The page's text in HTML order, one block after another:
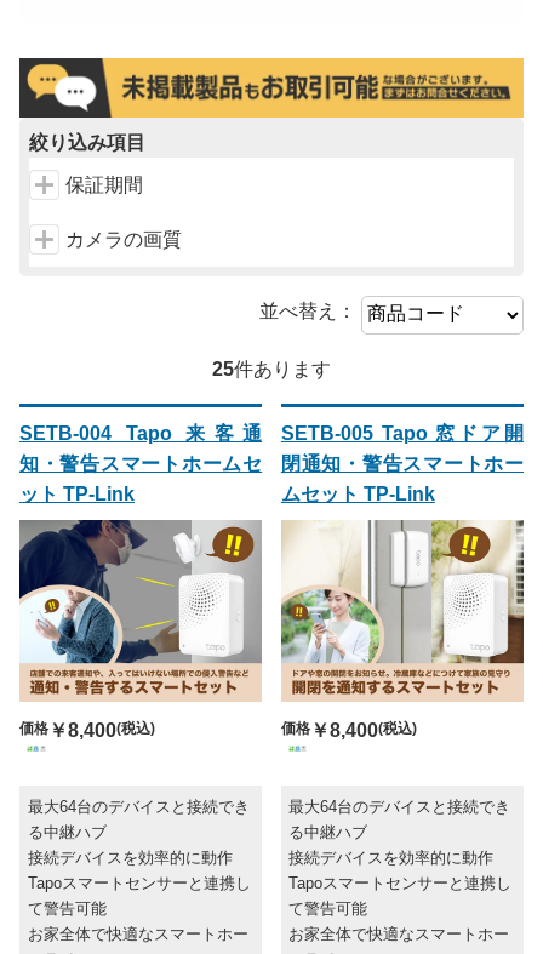
絞り込み項目
保証期間
カメラの画質
並べ替え：
25件あります
SETB-004 Tapo 来客通
知・警告スマートホームセ
ット TP-Link
価格 ￥8,400(税込)
最大64台のデバイスと接続でき
る中継ハブ
接続デバイスを効率的に動作
Tapoスマートセンサーと連携し
て警告可能
お家全体で快適なスマートホー
SETB-005 Tapo 窓ドア開
閉通知・警告スマートホー
ムセット TP-Link
価格￥8,400(税込)
最大64台のデバイスと接続でき
る中継ハブ
接続デバイスを効率的に動作
Tapoスマートセンサーと連携し
て警告可能
お家全体で快適なスマートホー